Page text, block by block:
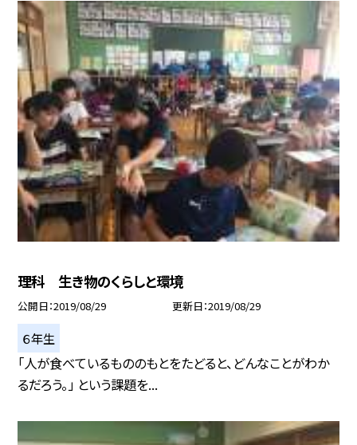
理科 生き物のくらしと環境
公開日 2019/08/29 更新日 2019/08/29
６年生
「人が食べているもののもとをたどると、どんなことがわか
るだろう。」 という課題を...